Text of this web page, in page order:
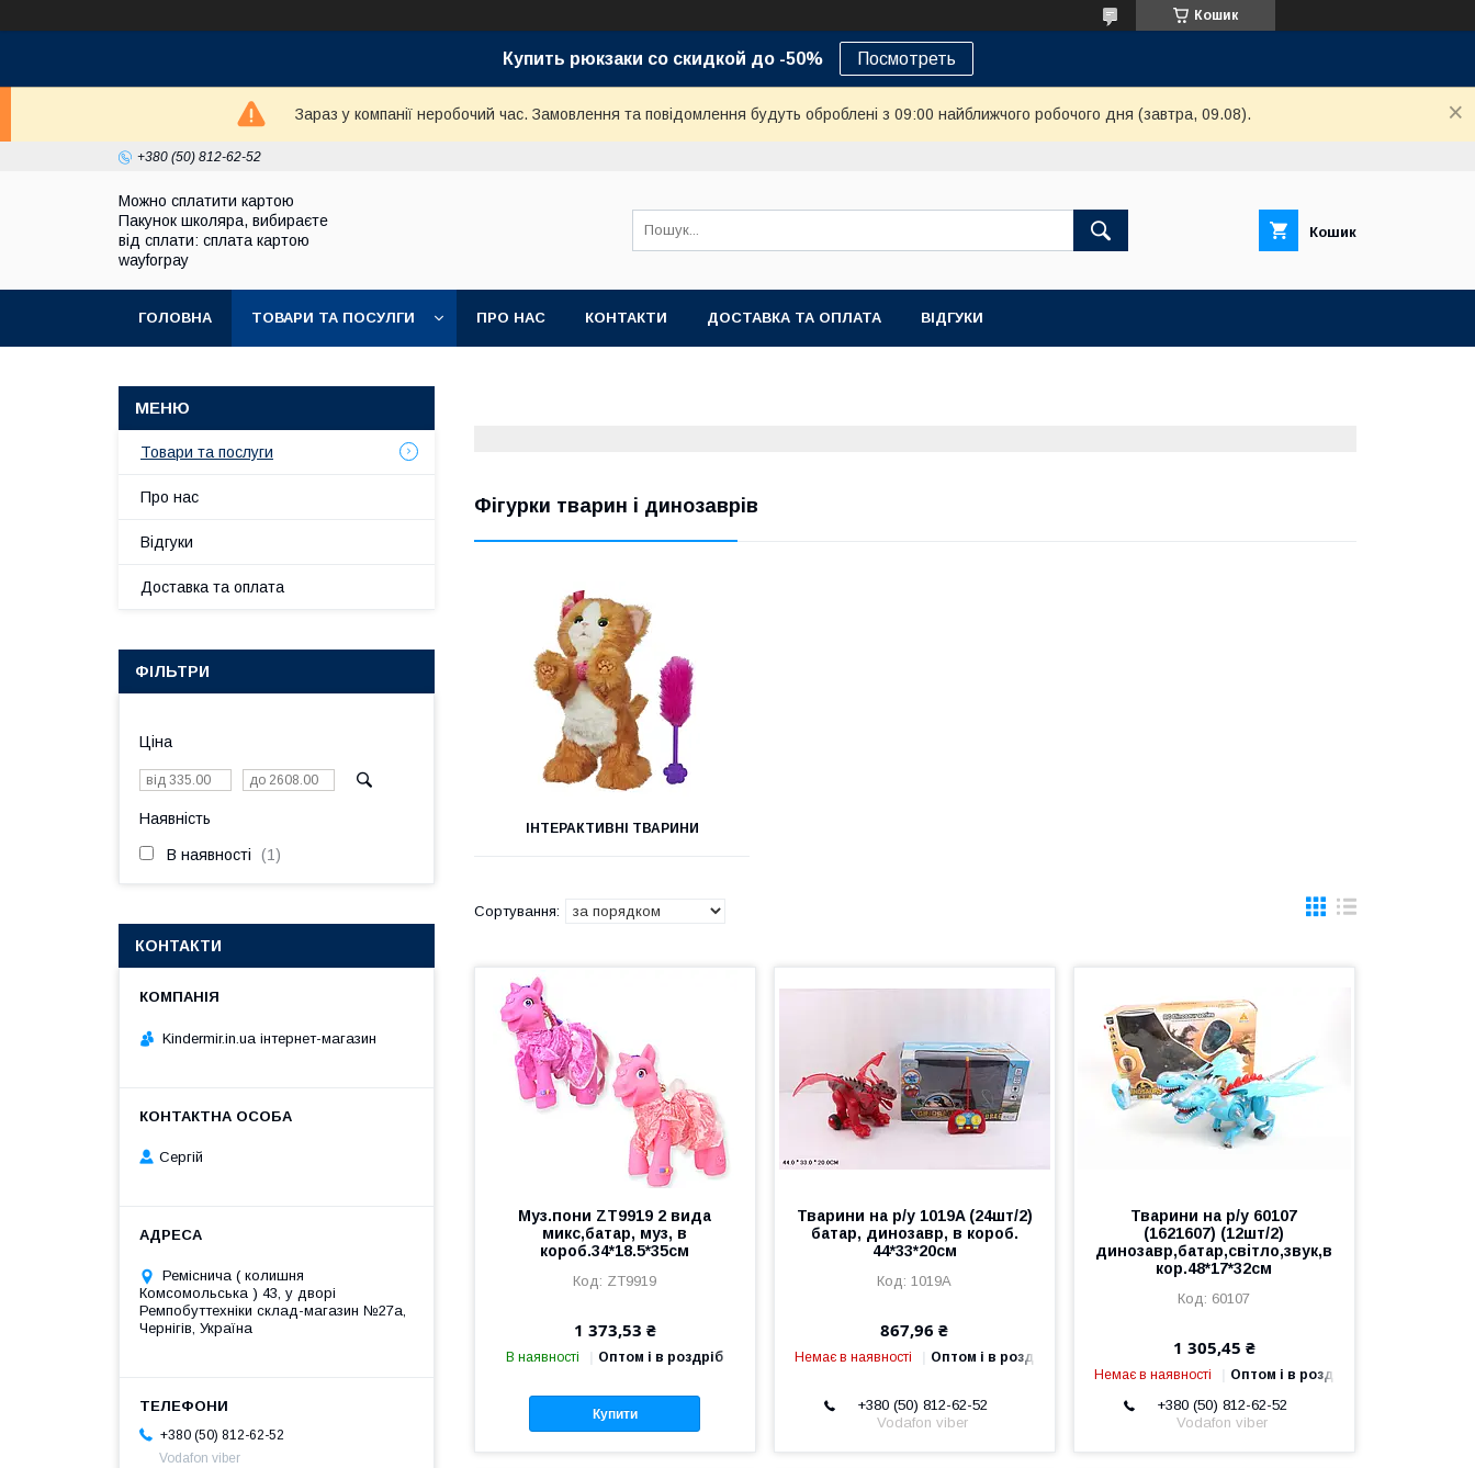
Кошик
Купить рюкзаки со скидкой до -50% Посмотреть
Зараз у компанії неробочий час. Замовлення та повідомлення будуть оброблені з 09:00 найближчого робочого дня (завтра, 09.08).
+380 (50) 812-62-52
Можно сплатити картою
Пакунок школяра, вибираєте
від сплати: сплата картою
wayforpay
Кошик
ГОЛОВНА ТОВАРИ ТА ПОСУЛГИ ПРО НАС КОНТАКТИ ДОСТАВКА ТА ОПЛАТА ВІДГУКИ
Фігурки тварин і динозаврів
ІНТЕРАКТИВНІ ТВАРИНИ
Муз.пони ZT9919 2 вида
микс,батар, муз, в
короб.34*18.5*35см
ZT9919
1 373,53 ₴
В наявності Оптом і в роздріб
Купити
Тварини на р/у 1019A (24шт/2)
батар, динозавр, в короб.
44*33*20см
1019A
867,96 ₴
Немає в наявності Оптом і в роздріб
+380 (50) 812-62-52
Vodafon viber
Тварини на р/у 60107
(1621607) (12шт/2)
динозавр,батар,світло,звук,в
кор.48*17*32см
60107
1 305,45 ₴
Немає в наявності Оптом і в роздріб
+380 (50) 812-62-52
Vodafon viber
Товари та послуги
Про нас
Відгуки
Доставка та оплата
ФІЛЬТРИ
Ціна
Наявність
В наявності 1
КОНТАКТИ
Kindermir.in.ua інтернет-магазин
Сергій
Реміснича ( колишня
Комсомольська ) 43, у дворі
Ремпобуттехніки склад-магазин №27a,
Чернігів, Україна
+380 (50) 812-62-52
Vodafon viber